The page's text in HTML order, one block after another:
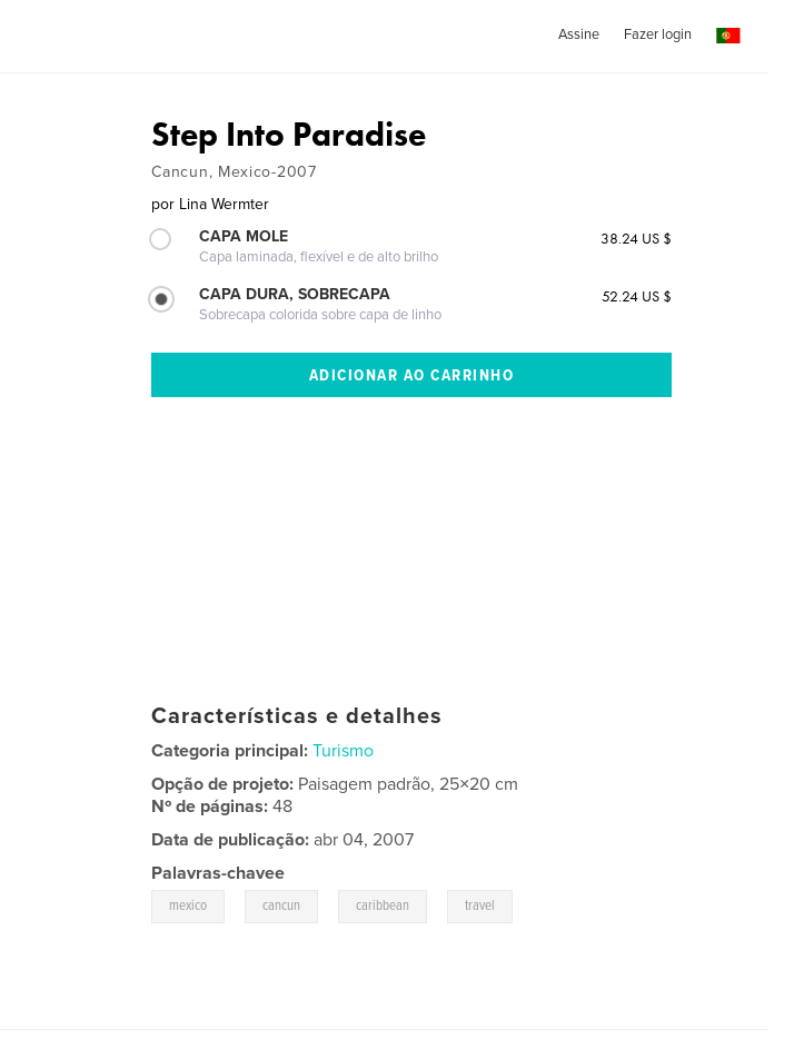
Assine Fazer login
Step Into Paradise
Cancun, Mexico-2007
por Lina Wermter
CAPA MOLE
Capa laminada, flexível e de alto brilho
38.24 US $
CAPA DURA, SOBRECAPA
Sobrecapa colorida sobre capa de linho
52.24 US $
Características e detalhes
Categoria principal: Turismo
Opção de projeto: Paisagem padrão, 25×20 cm
Nº de páginas:48
Data de publicação: abr 04, 2007
Palavras-chavee
mexico cancun caribbean travel